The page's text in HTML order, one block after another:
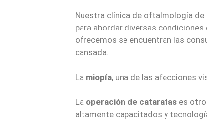
Nuestra clínica de oftalmología
para abordar diversas
ofrecemos se encuentran las
cansada.
La miopía, una de las afecciones
La operación de cataratas es
altamente capacitados y